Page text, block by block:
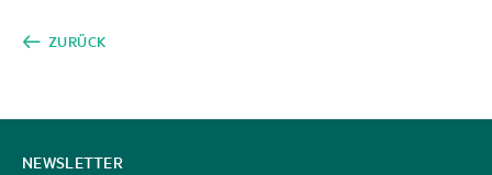
ZURÜCK
KONTAKT
NEWSLETTER